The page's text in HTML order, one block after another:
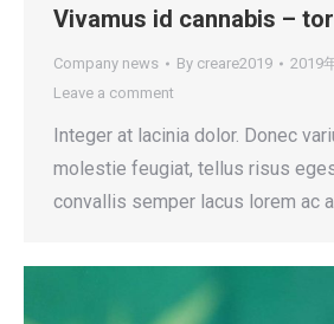
Vivamus id cannabis –
Company news By creare2019
2019
Leave a comment
Integer at lacinia dolor. Donec
molestie feugiat, tellus risus
convallis semper lacus lorem ac